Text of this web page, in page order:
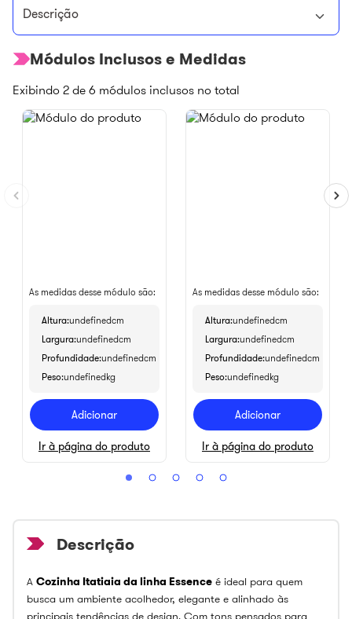
Descrição
Módulos Inclusos e Medidas
Exibindo 2 de 6 módulos inclusos no total
As medidas desse módulo são:
Altura undefinedcm
Largura undefinedcm
Profundidade undefinedcm
Peso undefinedkg
Adicionar
Ir à página do produto
As medidas desse módulo são:
Altura undefinedcm
Largura undefinedcm
Profundidade undefinedcm
Peso undefinedkg
Adicionar
Ir à página do produto
A Cozinha Itatiaia da linha Essence é ideal para quem
busca um ambiente acolhedor, elegante e alinhado às
principais tendências de design. Com tons pensados para